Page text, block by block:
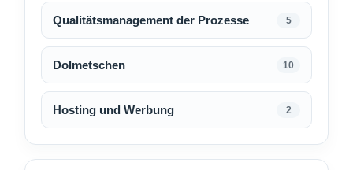
Qualitätsmanagement der Prozesse 5
Dolmetschen 10
Hosting und Werbung 2